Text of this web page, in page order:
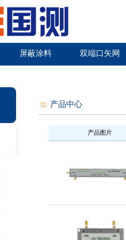
屏蔽涂料 双端口矢网
产品中心
产品图片